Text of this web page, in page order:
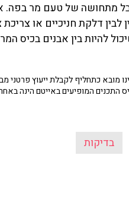
שהוא סובל מתחושה של טעם מר
דלקת חניכיים או צריכת
להיות בין אבנים בכיס
כתחליף לקבלת ייעוץ פרטני
התכנים המופיעים באייטם הינה
בדיקות